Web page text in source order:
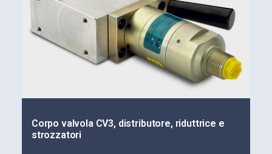
Corpo valvola CV3, distributore, riduttrice e
strozzatori